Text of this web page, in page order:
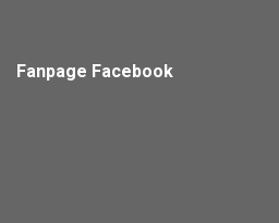
Fanpage Facebook